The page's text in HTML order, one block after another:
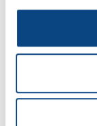
08/2500